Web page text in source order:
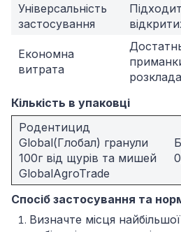
Універсальність
застосування
Економна
витрата
Кількість в упаковці
Родентицид
Global(Глобал) гранули
100г від щурів та мишей
GlobalAgroTrade
Спосіб застосування та
Визначте місця